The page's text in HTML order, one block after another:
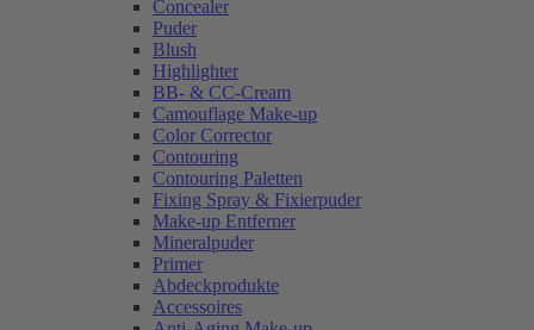
Concealer
Puder
Blush
Highlighter
BB- & CC-Cream
Camouflage Make-up
Color Corrector
Contouring
Contouring Paletten
Fixing Spray & Fixierpuder
Make-up Entferner
Mineralpuder
Primer
Abdeckprodukte
Accessoires